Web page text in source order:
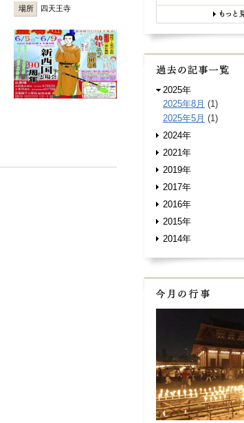
場所 四天王寺
2025年
2025年8月 (1)
2025年5月 (1)
2024年
2021年
2019年
2017年
2016年
2015年
2014年